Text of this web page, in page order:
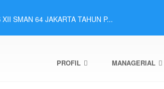
SMAN 64 JAKARTA TAHUN P...
Tahun Pelajaran 2025...
SMAN 64 Jakarta ...
Murid SMAN 64 Jaka...
Murid Tahap 2 SMAN...
PROFIL MANAGERIAL